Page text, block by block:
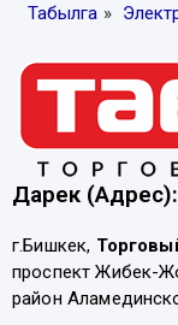
Табылга »
Дарек (Адрес):
г.Бишкек,
проспект Жибек-
район